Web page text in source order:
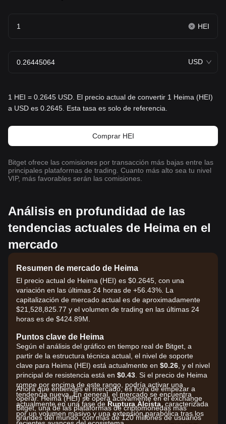
HEI
USD
1 HEI = 0.2645 USD. El precio actual de convertir 1 Heima (HEI)
a USD es 0.2645. Esta tasa es solo de referencia.
Comprar HEI
Bitget ofrece las comisiones por transacción más bajas entre las
principales plataformas de trading. Cuanto más alto sea tu nivel
VIP, más favorables serán las comisiones.
Análisis en profundidad de las
tendencias actuales de Heima en el
mercado
Resumen de mercado de Heima
El precio actual de Heima (HEI) es $0.2645, con una
variación en las últimas 24 horas de +56.43%. La
capitalización de mercado actual es de aproximadamente
$21,528,825.77 y el volumen de trading en las últimas 24
horas es de $424.89M.
Puntos clave de Heima
Según el análisis del gráfico en tiempo real de Bitget, a
partir de la estructura técnica actual, el nivel de soporte
clave para Heima (HEI) está actualmente en $0.26 , y el nivel
principal de resistencia está en $0.43 . Si el precio de Heima
rompe por encima de este rango, podría activar una
tendencia nueva. En general, el mercado se encuentra
actualmente en una fase de Ruptura Alcista, caracterizada
por un volumen masivo y una extensión parabólica tras los
Ahora que entiendes el mercado, es hora de empezar a
operar. Heima (HEI) se opera activamente en el exchange
Bitget, una de las plataformas de criptomonedas más
grandes del mundo, con más de 120 millones de usuarios